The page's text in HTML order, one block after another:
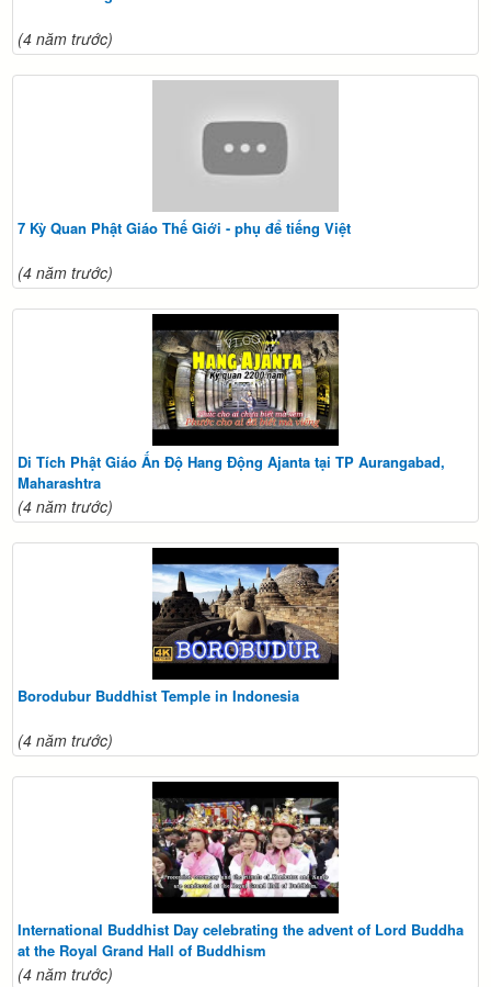
(4 năm trước)
7 Kỳ Quan Phật Giáo Thế Giới - phụ để tiếng Việt
(4 năm trước)
Di Tích Phật Giáo Ấn Độ Hang Động Ajanta tại TP Aurangabad,
Maharashtra
(4 năm trước)
Borodubur Buddhist Temple in Indonesia
(4 năm trước)
International Buddhist Day celebrating the advent of Lord Buddha
at the Royal Grand Hall of Buddhism
(4 năm trước)